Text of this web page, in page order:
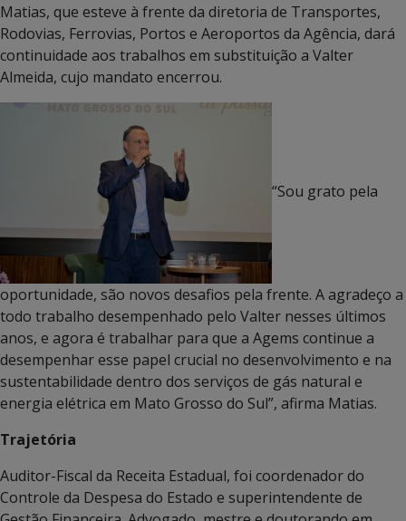
Matias, que esteve à frente da diretoria de Transportes,
Rodovias, Ferrovias, Portos e Aeroportos da Agência, dará
continuidade aos trabalhos em substituição a Valter
Almeida, cujo mandato encerrou.
“Sou grato pela
oportunidade, são novos desafios pela frente. A agradeço a
todo trabalho desempenhado pelo Valter nesses últimos
anos, e agora é trabalhar para que a Agems continue a
desempenhar esse papel crucial no desenvolvimento e na
sustentabilidade dentro dos serviços de gás natural e
energia elétrica em Mato Grosso do Sul”, afirma Matias.
Trajetória
Auditor-Fiscal da Receita Estadual, foi coordenador do
Controle da Despesa do Estado e superintendente de